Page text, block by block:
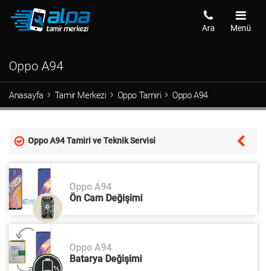
Menü
Ara
Oppo A94
Anasayfa Tamir Merkezi Oppo Tamiri Oppo A94
Oppo A94 Tamiri ve Teknik Servisi
Oppo A94
Ön Cam Değişimi
Oppo A94
Batarya Değişimi